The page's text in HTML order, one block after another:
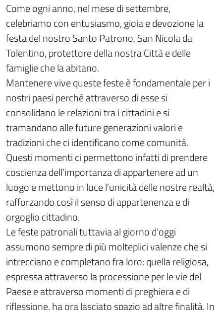
Come ogni anno, nel mese di settembre,
celebriamo con entusiasmo, gioia e devozione la
festa del nostro Santo Patrono, San Nicola da
Tolentino, protettore della nostra Città e delle
famiglie che la abitano.
Mantenere vive queste feste è fondamentale per i
nostri paesi perché attraverso di esse si
consolidano le relazioni tra i cittadini e si
tramandano alle future generazioni valori e
tradizioni che ci identificano come comunità.
Questi momenti ci permettono infatti di prendere
coscienza dell’importanza di appartenere ad un
luogo e mettono in luce l’unicità delle nostre realtà,
rafforzando così il senso di appartenenza e di
orgoglio cittadino.
Le feste patronali tuttavia al giorno d’oggi
assumono sempre di più molteplici valenze che si
intrecciano e completano fra loro: quella religiosa,
espressa attraverso la processione per le vie del
Paese e attraverso momenti di preghiera e di
riflessione, ha ora lasciato spazio ad altre finalità. In